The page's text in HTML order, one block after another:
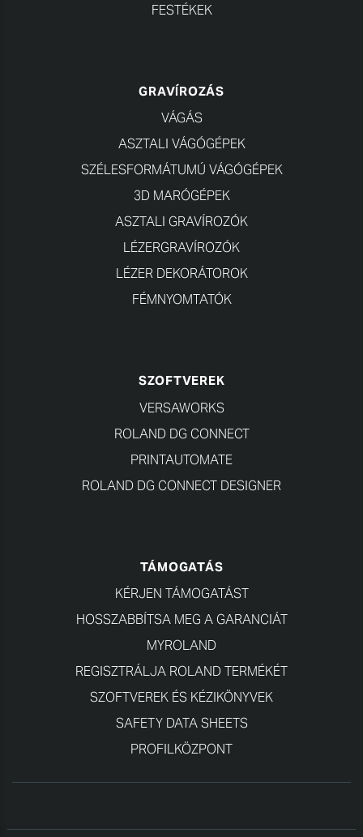
FESTÉKEK
GRAVÍROZÁS
VÁGÁS
ASZTALI VÁGÓGÉPEK
SZÉLESFORMÁTUMÚ VÁGÓGÉPEK
3D MARÓGÉPEK
ASZTALI GRAVÍROZÓK
LÉZERGRAVÍROZÓK
LÉZER DEKORÁTOROK
FÉMNYOMTATÓK
SZOFTVEREK
VERSAWORKS
ROLAND DG CONNECT
PRINTAUTOMATE
ROLAND DG CONNECT DESIGNER
TÁMOGATÁS
KÉRJEN TÁMOGATÁST
HOSSZABBÍTSA MEG A GARANCIÁT
MYROLAND
REGISZTRÁLJA ROLAND TERMÉKÉT
SZOFTVEREK ÉS KÉZIKÖNYVEK
SAFETY DATA SHEETS
PROFILKÖZPONT